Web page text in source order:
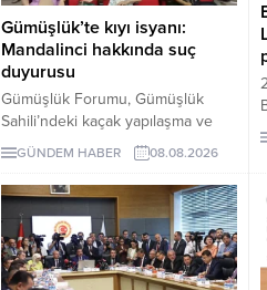
Gümüşlük’te kıyı isyanı:
Mandalinci hakkında suç
duyurusu
Gümüşlük Forumu, Gümüşlük
Sahili’ndeki kaçak yapılaşma ve
Çayıraltı Halk Plajı’ndaki işgal
iddiaları nedeniyle Bodrum
Belediye Başkanı Tamer
Mandalinci hakkında suç
duyurusunda bulundu.
GÜNDEM HABER 08.08.2026